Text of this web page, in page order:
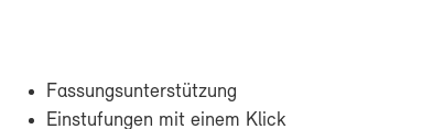
Fas­sungs­un­ter­stüt­zung
Ein­stu­fun­gen mit ei­nem Klick